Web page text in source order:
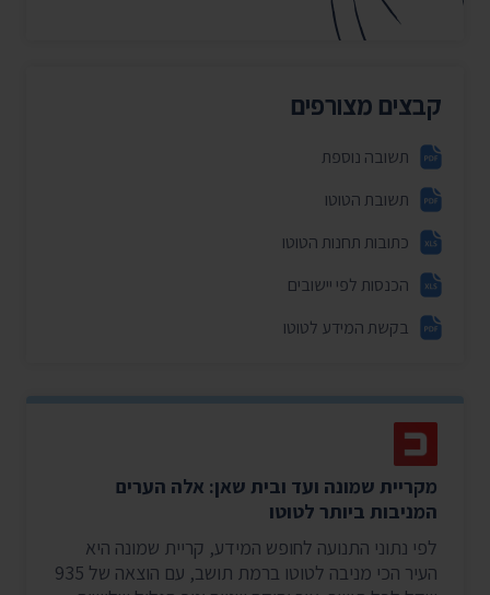
קבצים מצורפים
תשובה נוספת
תשובת הטוטו
כתובות תחנות הטוטו
הכנסות לפי יישובים
בקשת המידע לטוטו
מקריית שמונה ועד ובית שאן: אלה הערים
המניבות ביותר לטוטו
לפי נתוני התנועה לחופש המידע, קריית שמונה היא
העיר הכי מניבה לטוטו ברמת תושב, עם הוצאה של 935